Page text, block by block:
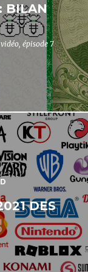
BILAN
épisode 7
DES